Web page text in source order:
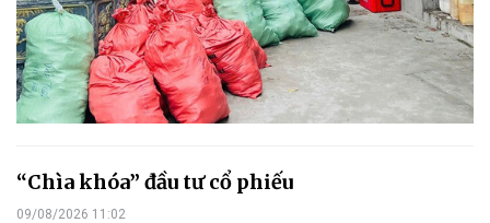
“Chìa khóa” đầu tư cổ phiếu
09/08/2026 11:02